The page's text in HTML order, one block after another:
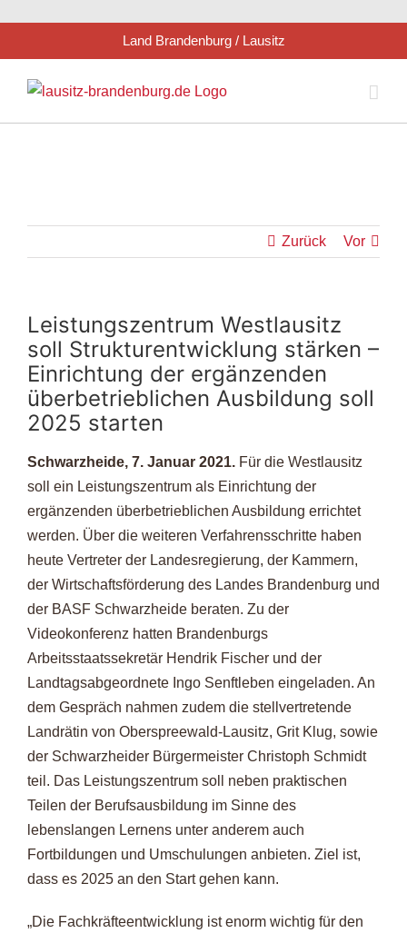
Inhalt
springen
Land Brandenburg / Lausitz
Zurück Vor
Leistungszentrum Westlausitz
soll Strukturentwicklung stärken –
Einrichtung der ergänzenden
überbetrieblichen Ausbildung soll
2025 starten
Schwarzheide, 7. Januar 2021. Für die Westlausitz
soll ein Leistungszentrum als Einrichtung der
ergänzenden überbetrieblichen Ausbildung errichtet
werden. Über die weiteren Verfahrensschritte haben
heute Vertreter der Landesregierung, der Kammern,
der Wirtschaftsförderung des Landes Brandenburg und
der BASF Schwarzheide beraten. Zu der
Videokonferenz hatten Brandenburgs
Arbeitsstaatssekretär Hendrik Fischer und der
Landtagsabgeordnete Ingo Senftleben eingeladen. An
dem Gespräch nahmen zudem die stellvertretende
Landrätin von Oberspreewald-Lausitz, Grit Klug, sowie
der Schwarzheider Bürgermeister Christoph Schmidt
teil. Das Leistungszentrum soll neben praktischen
Teilen der Berufsausbildung im Sinne des
lebenslangen Lernens unter anderem auch
Fortbildungen und Umschulungen anbieten. Ziel ist,
dass es 2025 an den Start gehen kann.
„Die Fachkräfteentwicklung ist enorm wichtig für den